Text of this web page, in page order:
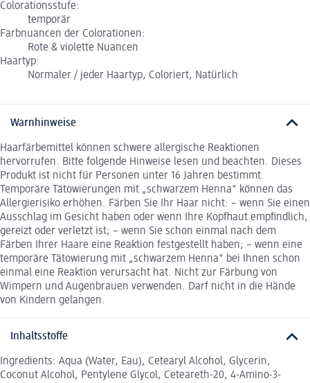
Colorationsstufe:
temporär
Farbnuancen der Colorationen:
Rote & violette Nuancen
Haartyp:
Normaler / jeder Haartyp, Coloriert, Natürlich
Warnhinweise
Haarfärbemittel können schwere allergische Reaktionen
hervorrufen. Bitte folgende Hinweise lesen und beachten. Dieses
Produkt ist nicht für Personen unter 16 Jahren bestimmt.
Temporäre Tätowierungen mit „schwarzem Henna" können das
Allergierisiko erhöhen. Färben Sie Ihr Haar nicht: – wenn Sie einen
Ausschlag im Gesicht haben oder wenn Ihre Kopfhaut empfindlich,
gereizt oder verletzt ist; – wenn Sie schon einmal nach dem
Färben Ihrer Haare eine Reaktion festgestellt haben; – wenn eine
temporäre Tätowierung mit „schwarzem Henna" bei Ihnen schon
einmal eine Reaktion verursacht hat. Nicht zur Färbung von
Wimpern und Augenbrauen verwenden. Darf nicht in die Hände
von Kindern gelangen.
Inhaltsstoffe
Ingredients: Aqua (Water, Eau), Cetearyl Alcohol, Glycerin,
Coconut Alcohol, Pentylene Glycol, Ceteareth-20, 4-Amino-3-